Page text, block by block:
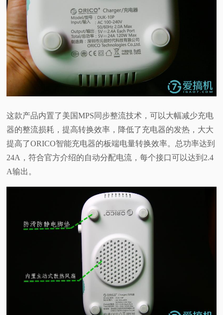
这款产品内置了美国MPS同步整流技术，可以大幅减少充电
器的整流损耗，提高转换效率，降低了充电器的发热，大大
提高了ORICO智能充电器的板端电量转换效率。总功率达到
24A，符合官方介绍的自动分配电流，每个接口可以达到2.4
A输出。